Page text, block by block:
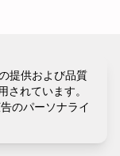
提供および品質
されています。
のパーソナライ
リシー